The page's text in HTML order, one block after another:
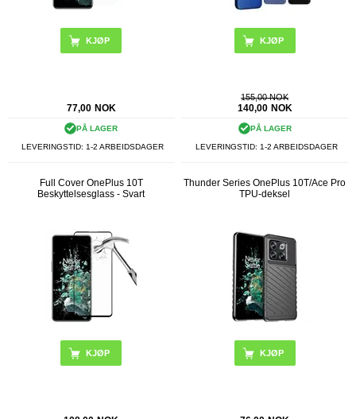
77,00 NOK
PÅ LAGER
LEVERINGSTID: 1-2 ARBEIDSDAGER
KJØP
155,00 NOK
140,00 NOK
PÅ LAGER
LEVERINGSTID: 1-2 ARBEIDSDAGER
Full Cover OnePlus 10T
Beskyttelsesglass - Svart
Thunder Series OnePlus 10T/Ace Pro
TPU-deksel
KJØP